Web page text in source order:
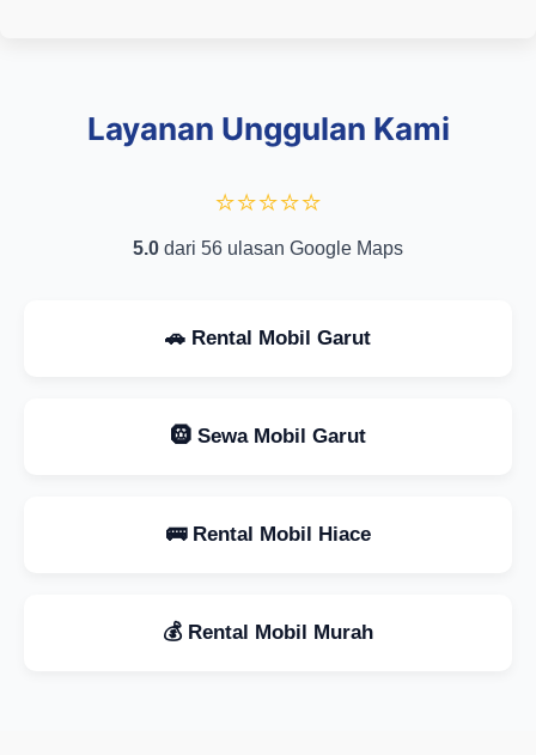
Layanan Unggulan Kami
⭐⭐⭐⭐⭐
5.0 dari 56 ulasan Google Maps
🚗 Rental Mobil Garut
🛞 Sewa Mobil Garut
🚌 Rental Mobil Hiace
💰 Rental Mobil Murah